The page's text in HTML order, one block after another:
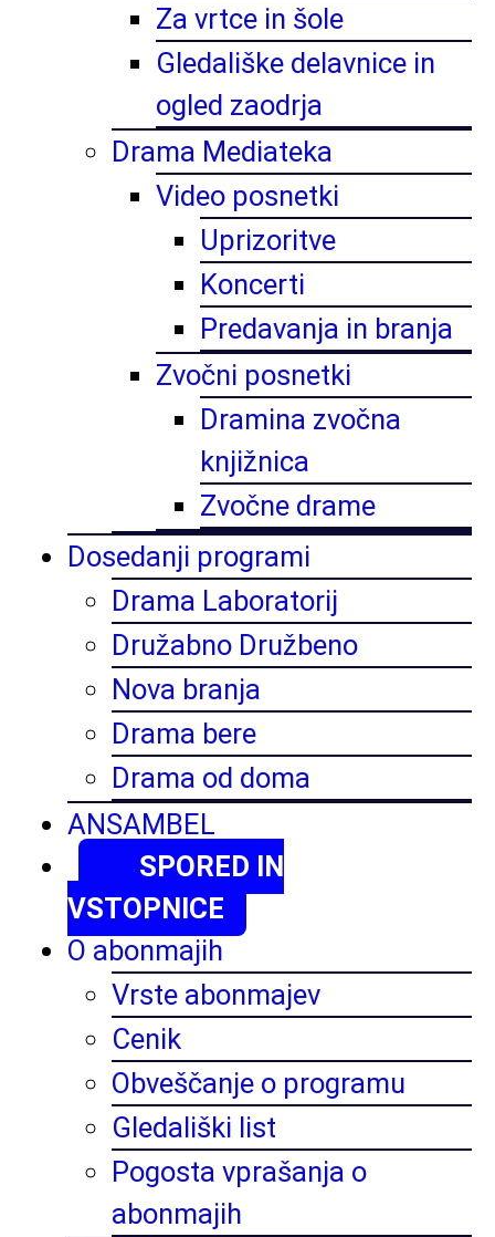
Za vrtce in šole
Gledališke delavnice in
ogled zaodrja
Drama Mediateka
Video posnetki
Uprizoritve
Koncerti
Predavanja in branja
Zvočni posnetki
Dramina zvočna
knjižnica
Zvočne drame
Dosedanji programi
Drama Laboratorij
Družabno Družbeno
Nova branja
Drama bere
Drama od doma
ANSAMBEL
SPORED IN
VSTOPNICE
O abonmajih
Vrste abonmajev
Cenik
Obveščanje o programu
Gledališki list
Pogosta vprašanja o
abonmajih